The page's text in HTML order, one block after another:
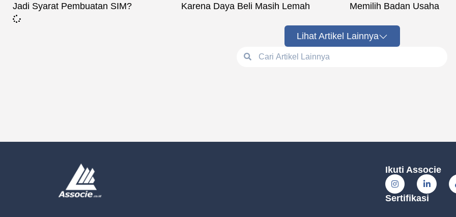
Jadi Syarat Pembuatan SIM?
Karena Daya Beli Masih Lemah
Memilih Badan Usaha
Lihat Artikel Lainnya
Ikuti Associe
Sertifikasi